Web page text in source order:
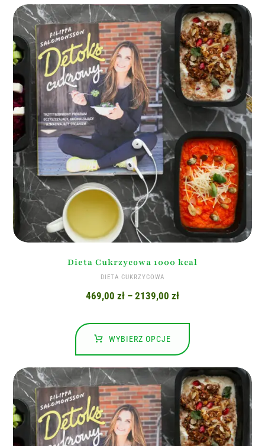
Dieta Cukrzycowa 1000 kcal
DIETA CUKRZYCOWA
469,00 zł – 2139,00 zł
WYBIERZ OPCJE